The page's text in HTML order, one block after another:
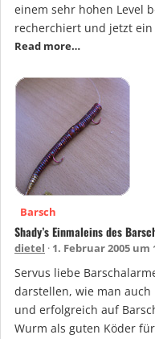
einem sehr hohen Level
recherchiert und jetzt
Read more…
Barsch
Shady’s Einmaleins des
dietel 1. Februar 2005 um
Servus liebe
darstellen, wie man
und erfolgreich auf
Wurm als guten Köder